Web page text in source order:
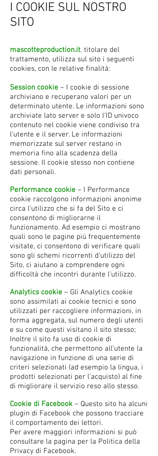
I COOKIE SUL NOSTRO
SITO
mascotteproduction.it, titolare del
trattamento, utilizza sul sito i seguenti
cookies, con le relative finalità:
Session cookie – I cookie di sessione
archiviano e recuperano valori per un
determinato utente. Le informazioni sono
archiviate lato server e solo l’ID univoco
contenuto nel cookie viene condiviso tra
l’utente e il server. Le informazioni
memorizzate sul server restano in
memoria fino alla scadenza della
sessione. Il cookie stesso non contiene
dati personali.
Performance cookie – I Performance
cookie raccolgono informazioni anonime
circa l’utilizzo che si fa del Sito e ci
consentono di migliorarne il
funzionamento. Ad esempio ci mostrano
quali sono le pagine più frequentemente
visitate, ci consentono di verificare quali
sono gli schemi ricorrenti d’utilizzo del
Sito, ci aiutano a comprendere ogni
difficoltà che incontri durante l’utilizzo.
Analytics cookie – Gli Analytics cookie
sono assimilati ai cookie tecnici e sono
utilizzati per raccogliere informazioni, in
forma aggregata, sul numero degli utenti
e su come questi visitano il sito stesso;
Inoltre il sito fa uso di cookie di
funzionalità, che permettono all’utente la
navigazione in funzione di una serie di
criteri selezionati (ad esempio la lingua, i
prodotti selezionati per l’acquisto) al fine
di migliorare il servizio reso allo stesso.
Cookie di Facebook – Questo sito ha alcuni
plugin di Facebook che possono tracciare
il comportamento dei lettori.
Per avere maggiori informazioni si può
consultare la pagina per la Politica della
Privacy di Facebook.